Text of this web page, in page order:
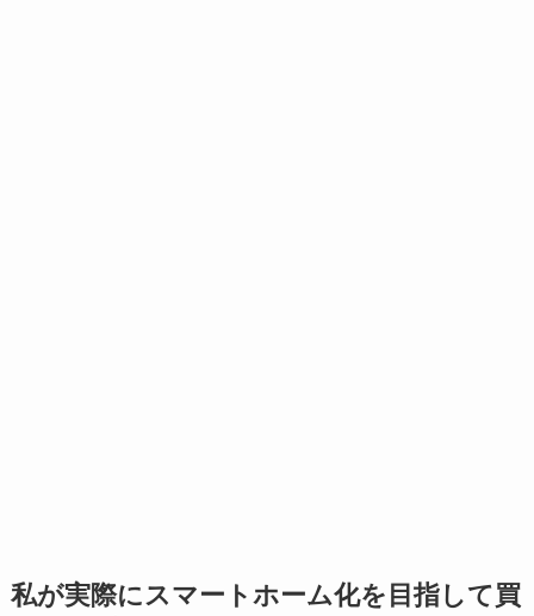
私が実際にスマートホーム化を目指して買